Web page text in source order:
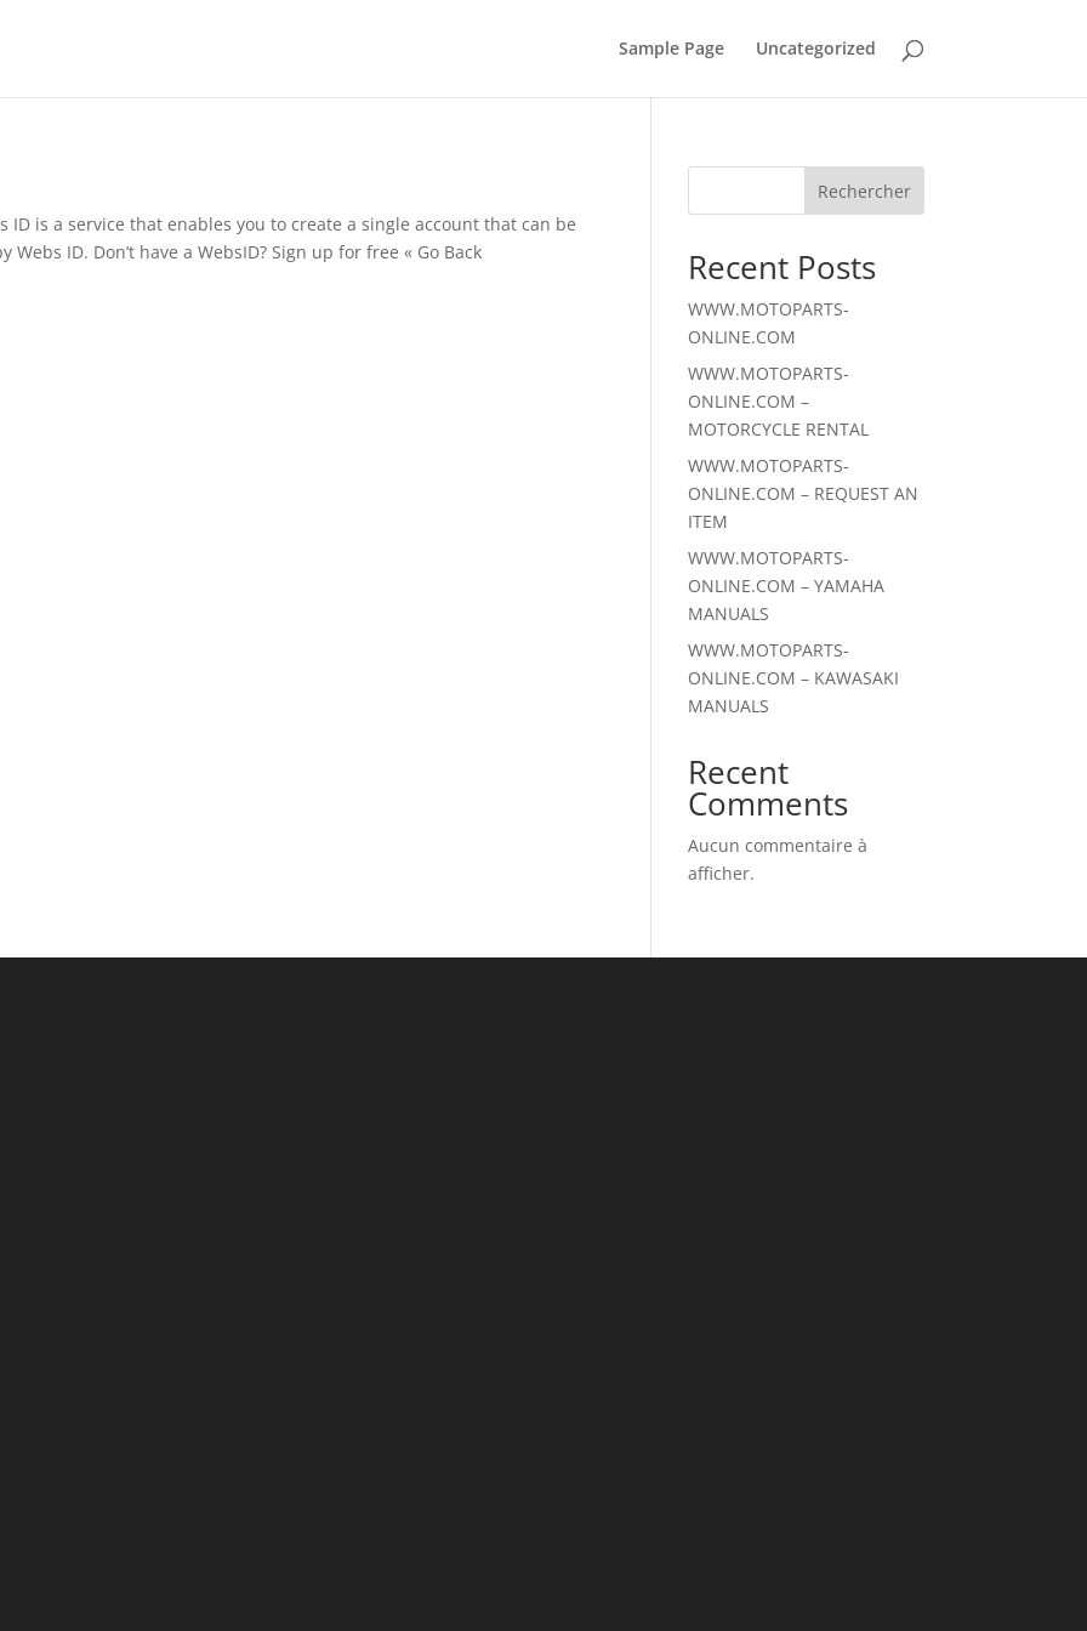
Sample Page Uncategorized
ID is a service that enables you to create a single account that can be
ID. Don’t have a WebsID? Sign up for free « Go Back
Rechercher
Recent Posts
WWW.MOTOPARTS-
ONLINE.COM
WWW.MOTOPARTS-
ONLINE.COM –
MOTORCYCLE RENTAL
WWW.MOTOPARTS-
ONLINE.COM – REQUEST AN
ITEM
WWW.MOTOPARTS-
ONLINE.COM – YAMAHA
MANUALS
WWW.MOTOPARTS-
ONLINE.COM – KAWASAKI
MANUALS
Recent
Comments
Aucun commentaire à
afficher.